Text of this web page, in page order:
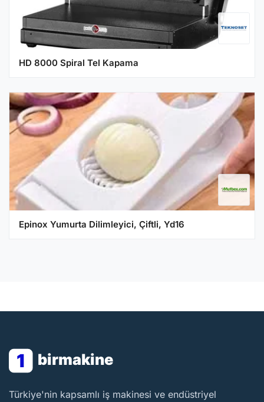
HD 8000 Spiral Tel Kapama
Epinox Yumurta Dilimleyici, Çiftli, Yd16
1 birmakine
BirMakine
Türkiye'nin kapsamlı iş makinesi ve endüstriyel